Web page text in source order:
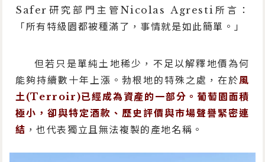
Safer研究部門主管Nicolas Agresti所言：
「所有特級園都被種滿了，事情就是如此簡單。」
但若只是單純土地稀少，不足以解釋地價為何
能夠持續數十年上漲。勃根地的特殊之處，在於風
土(Terroir)已經成為資產的一部分。葡萄園面積
極小，卻與特定酒款、歷史評價與市場聲譽緊密連
結 ，也代表獨立且無法複製的產地名稱。